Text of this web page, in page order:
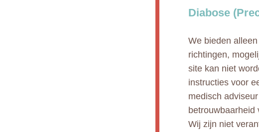
Diabose
We bieden
richtingen,
site kan niet
instructies voor
medisch
betrouwbaarheid
Wij zijn niet